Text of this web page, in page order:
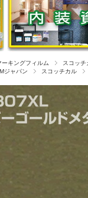
ーキングフィルム スコッチ
ジャパン スコッチカル